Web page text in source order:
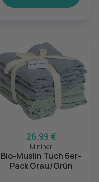
26,99 €
Mininor
Bio-Muslin Tuch 6er-
Pack Grau/Grün